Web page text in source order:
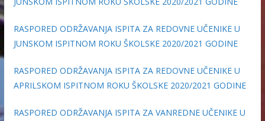
RASPORED ODRŽAVANJA ISPITA ZA REDOVNE UČENIKE U
JUNSKOM ISPITNOM ROKU ŠKOLSKE 2020/2021 GODINE
RASPORED ODRŽAVANJA ISPITA ZA REDOVNE UČENIKE U
APRILSKOM ISPITNOM ROKU ŠKOLSKE 2020/2021 GODINE
RASPORED ODRŽAVANJA ISPITA ZA VANREDNE UČENIKE U